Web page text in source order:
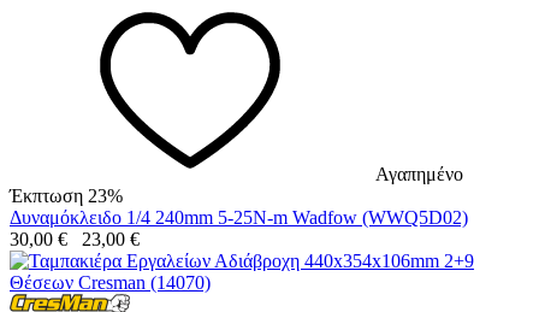
Αγαπημένο
Έκπτωση 23%
Δυναμόκλειδο 1/4 240mm 5-25N-m Wadfow (WWQ5D02)
30,00 € 23,00 €